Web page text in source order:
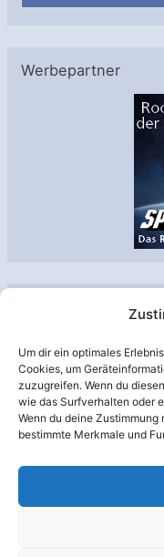
Um dir ein optimales
Cookies, um
zuzugreifen. Wenn du
wie das Surfverhalten oder
Wenn du deine
bestimmte Merkmale und
Werbepartner
r
c
h
i
v
Unterstützt von: